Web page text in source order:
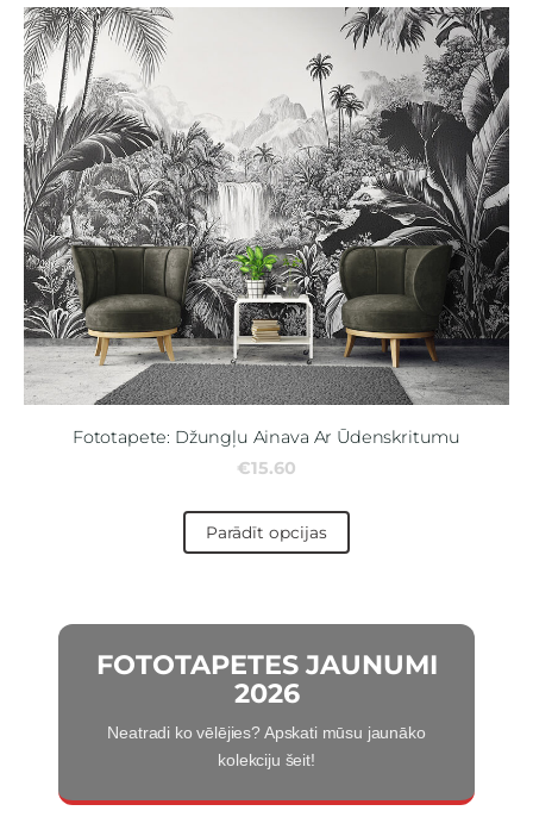
FOTOTAPETES JAUNUMI
2026
Neatradi ko vēlējies? Apskati mūsu jaunāko
kolekciju šeit!
Fototapete: Džungļu Ainava Ar Ūdenskritumu
€15.60
Parādīt opcijas